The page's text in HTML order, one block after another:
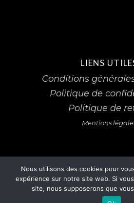
LIENS
Conditions
Politique de
Politique de
Mentions
Nous utilisons des cookies pour
expérience sur notre site web. Si
site, nous supposerons que